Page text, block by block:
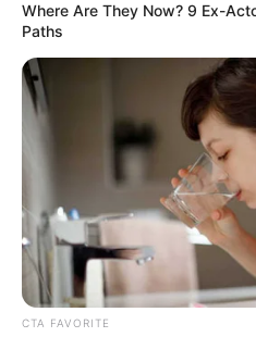
Simo
Ein sicherer und einfacher
wir mal ehrlich, es ist
zu sein, weil es eine Art
ist seit einer
diese App ist nur einer der
ist.Ein einziger Shop, um I
READ MORE
Where Are They Now? 9 Ex-
Paths
CTA FAVORITE